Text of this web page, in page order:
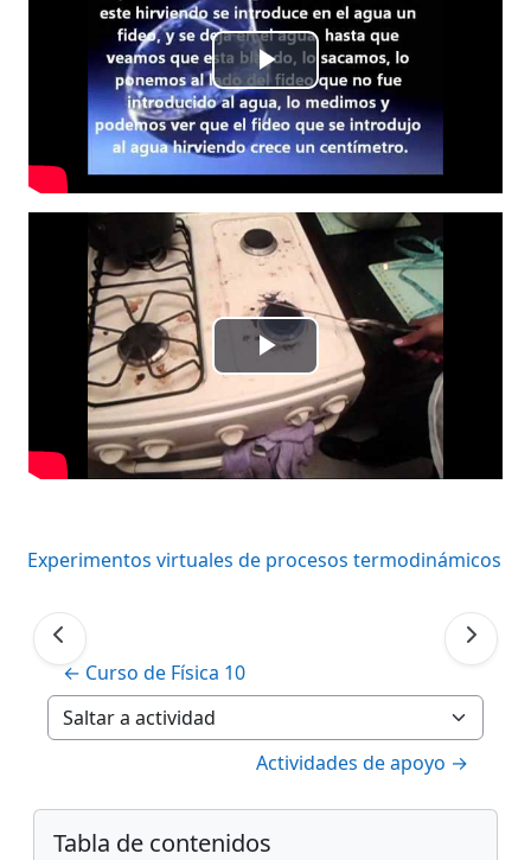
Reproducir
Vídeo
Reproducir
Vídeo
Experimentos virtuales de procesos termodinámicos
← Curso de Física 10
Saltar a actividad
Actividades de apoyo →
Bloques
Salta Tabla de contenidos
Tabla de contenidos